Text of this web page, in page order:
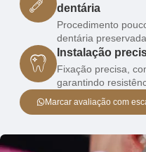
dentária
Procedimento
dentária
Instalação
Fixação precisa,
garantindo
Marcar avaliação com